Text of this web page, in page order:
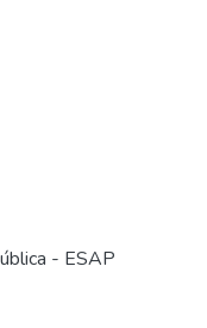
- ESAP